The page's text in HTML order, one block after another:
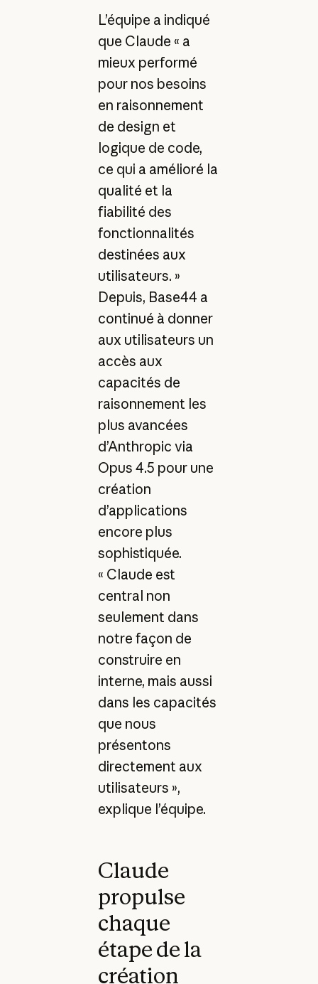
L’équipe a indiqué
que Claude « a
mieux performé
pour nos besoins
en raisonnement
de design et
logique de code,
ce qui a amélioré la
qualité et la
fiabilité des
fonctionnalités
destinées aux
utilisateurs. »
Depuis, Base44 a
continué à donner
aux utilisateurs un
accès aux
capacités de
raisonnement les
plus avancées
d’Anthropic via
Opus 4.5 pour une
création
d’applications
encore plus
sophistiquée.
« Claude est
central non
seulement dans
notre façon de
construire en
interne, mais aussi
dans les capacités
que nous
présentons
directement aux
utilisateurs »,
explique l’équipe.
Claude
propulse
chaque
étape de la
création